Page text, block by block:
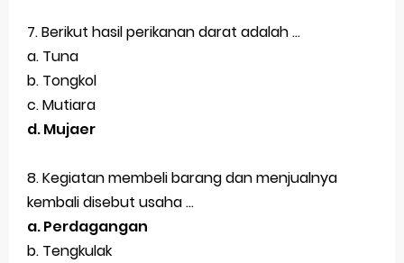
7. Berikut hasil perikanan darat adalah ...
a. Tuna
b. Tongkol
c. Mutiara
d. Mujaer
8. Kegiatan membeli barang dan menjualnya
kembali disebut usaha ...
a. Perdagangan
b. Tengkulak